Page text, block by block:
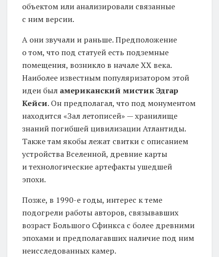
объектом или анализировали связанные
с ним версии.
А они звучали и раньше. Предположение
о том, что под статуей есть подземные
помещения, возникло в начале XX века.
Наиболее известным популяризатором этой
идеи был американский мистик Эдгар
Кейси. Он предполагал, что под монументом
находится «Зал летописей» — хранилище
знаний погибшей цивилизации Атлантиды.
Также там якобы лежат свитки с описанием
устройства Вселенной, древние карты
и технологические артефакты ушедшей
эпохи.
Позже, в 1990-е годы, интерес к теме
подогрели работы авторов, связывавших
возраст Большого Сфинкса с более древними
эпохами и предполагавших наличие под ним
неисследованных камер.